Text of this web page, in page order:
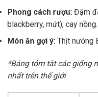
Phong cách rượu: Đậm
blackberry, mứt), cay nồng.
Món ăn gợi ý: Thịt nướng
*Bảng tóm tắt các giống
nhất trên thế giới